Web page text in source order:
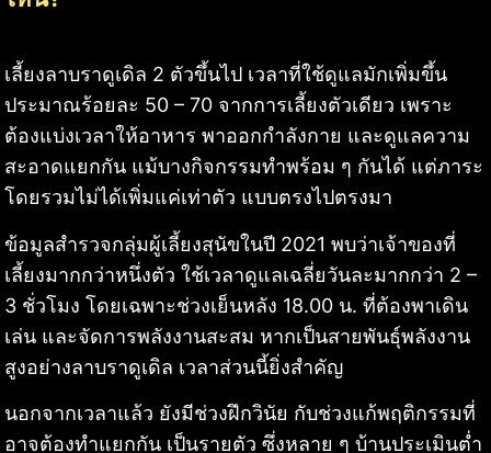
เลี้ยงลาบราดูเดิล 2 ตัวขึ้นไป เวลาที่ใช้ดูแลมักเพิ่มขึ้น
ประมาณร้อยละ 50 – 70 จากการเลี้ยงตัวเดียว เพราะ
ต้องแบ่งเวลาให้อาหาร พาออกกำลังกาย และดูแลความ
สะอาดแยกกัน แม้บางกิจกรรมทำพร้อม ๆ กันได้ แต่ภาระ
โดยรวมไม่ได้เพิ่มแค่เท่าตัว แบบตรงไปตรงมา
ข้อมูลสำรวจกลุ่มผู้เลี้ยงสุนัขในปี 2021 พบว่าเจ้าของที่
เลี้ยงมากกว่าหนึ่งตัว ใช้เวลาดูแลเฉลี่ยวันละมากกว่า 2 –
3 ชั่วโมง โดยเฉพาะช่วงเย็นหลัง 18.00 น. ที่ต้องพาเดิน
เล่น และจัดการพลังงานสะสม หากเป็นสายพันธุ์พลังงาน
สูงอย่างลาบราดูเดิล เวลาส่วนนี้ยิ่งสำคัญ
นอกจากเวลาแล้ว ยังมีช่วงฝึกวินัย กับช่วงแก้พฤติกรรมที่
อาจต้องทำแยกกัน เป็นรายตัว ซึ่งหลาย ๆ บ้านประเมินต่ำ